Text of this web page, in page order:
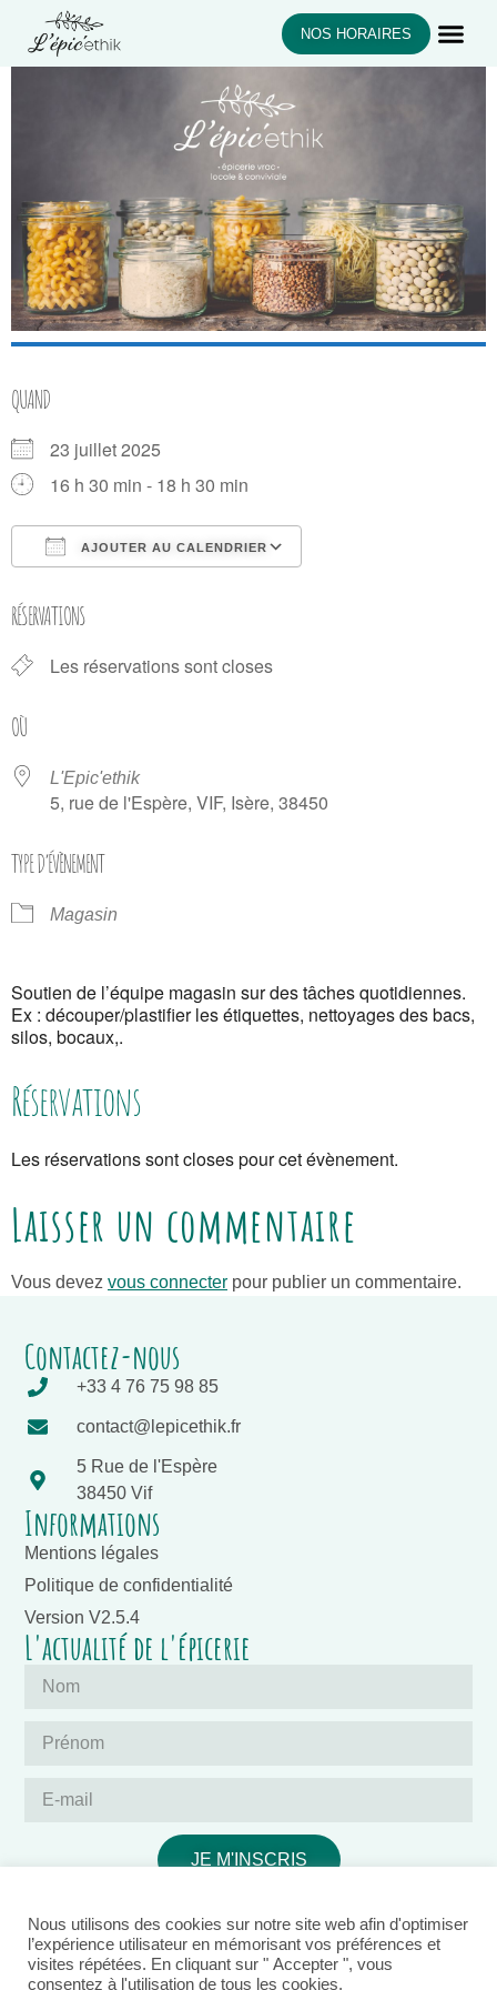
NOS HORAIRES
QUAND
23 juillet 2025
16 h 30 min - 18 h 30 min
AJOUTER AU CALENDRIER
RÉSERVATIONS
Les réservations sont closes
OÙ
L'Epic'ethik
5, rue de l'Espère, VIF, Isère, 38450
TYPE D’ÉVÈNEMENT
Magasin
Soutien de l’équipe magasin sur des tâches quotidiennes.
Ex : découper/plastifier les étiquettes, nettoyages des bacs,
silos, bocaux,.
Réservations
Les réservations sont closes pour cet évènement.
Laisser un commentaire
Vous devez vous connecter pour publier un commentaire.
Contactez-nous
+33 4 76 75 98 85
contact@lepicethik.fr
5 Rue de l'Espère
38450 Vif
Informations
Mentions légales
Politique de confidentialité
Version V2.5.4
L'actualité de l'épicerie
JE M'INSCRIS
Nous utilisons des cookies sur notre site web afin d'optimiser
l’expérience utilisateur en mémorisant vos préférences et
visites répétées. En cliquant sur " Accepter ", vous
consentez à l'utilisation de tous les cookies.